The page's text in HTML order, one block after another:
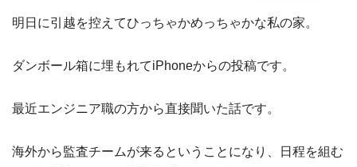
明日に引越を控えてひっちゃかめっちゃかな私の家。
ダンボール箱に埋もれてiPhoneからの投稿です。
最近エンジニア職の方から直接聞いた話です。
海外から監査チームが来るということになり、日程を組む